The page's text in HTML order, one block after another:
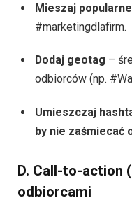
Mieszaj
#marketingdlafirm.
Dodaj geotag –
odbiorców (np.
Umieszczaj
by nie zaśmiecać
D. Call-to-action
odbiorcami